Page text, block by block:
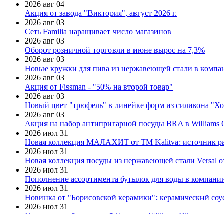
2026 авг 04
Акция от завода "Виктория", август 2026 г.
2026 авг 03
Сеть Familia наращивает число магазинов
2026 авг 03
Оборот розничной торговли в июне вырос на 7,3%
2026 авг 03
Новые кружки для пива из нержавеющей стали в
2026 авг 03
Акция от Fissman - "50% на второй товар"
2026 авг 03
Новый цвет "трюфель" в линейке форм из силикона
2026 авг 03
Акция на набор антипригарной посуды BRA в Williams
2026 июл 31
Новая коллекция МАЛАХИТ от ТМ Kalitva: источник
2026 июл 31
Новая коллекция посуды из нержавеющей стали Versal
2026 июл 31
Пополнение ассортимента бутылок для воды в
2026 июл 31
Новинка от "Борисовской керамики": керамический
2026 июл 31